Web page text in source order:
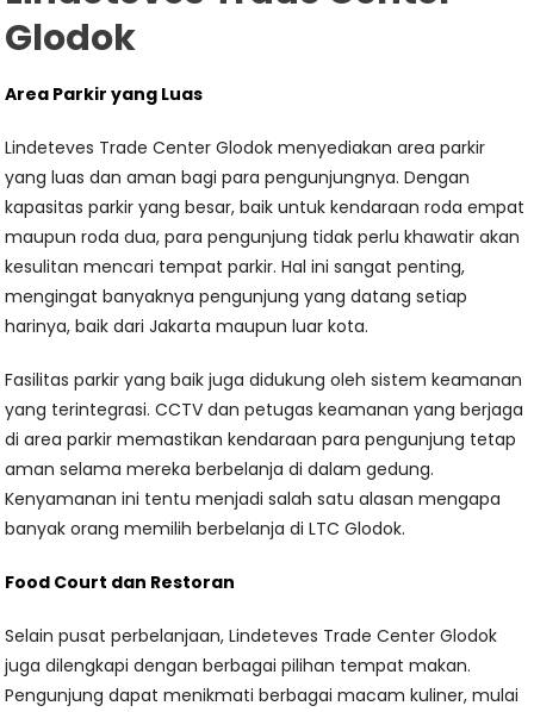
Glodok
Area Parkir yang Luas
Lindeteves Trade Center Glodok menyediakan area parkir
yang luas dan aman bagi para pengunjungnya. Dengan
kapasitas parkir yang besar, baik untuk kendaraan roda empat
maupun roda dua, para pengunjung tidak perlu khawatir akan
kesulitan mencari tempat parkir. Hal ini sangat penting,
mengingat banyaknya pengunjung yang datang setiap
harinya, baik dari Jakarta maupun luar kota.
Fasilitas parkir yang baik juga didukung oleh sistem keamanan
yang terintegrasi. CCTV dan petugas keamanan yang berjaga
di area parkir memastikan kendaraan para pengunjung tetap
aman selama mereka berbelanja di dalam gedung.
Kenyamanan ini tentu menjadi salah satu alasan mengapa
banyak orang memilih berbelanja di LTC Glodok.
Food Court dan Restoran
Selain pusat perbelanjaan, Lindeteves Trade Center Glodok
juga dilengkapi dengan berbagai pilihan tempat makan.
Pengunjung dapat menikmati berbagai macam kuliner, mulai